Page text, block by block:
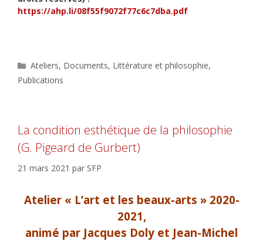
https://ahp.li/08f55f9072f77c6c7dba.pdf
Catégories
Ateliers, Documents, Littérature et philosophie,
Publications
La condition esthétique de la philosophie
(G. Pigeard de Gurbert)
21 mars 2021 par SFP
Atelier « L’art et les beaux-arts » 2020-
2021,
animé par Jacques Doly et Jean-Michel